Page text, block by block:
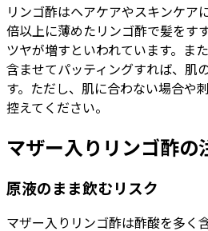
リンゴ酢はヘアケアやスキンケア
倍以上に薄めたリンゴ酢で髪をす
ツヤが増すといわれています。ま
含ませてパッティングすれば、肌
す。ただし、肌に合わない場合や
控えてください。
マザー入りリンゴ酢の
原液のまま飲むリスク
マザー入りリンゴ酢は酢酸を多く